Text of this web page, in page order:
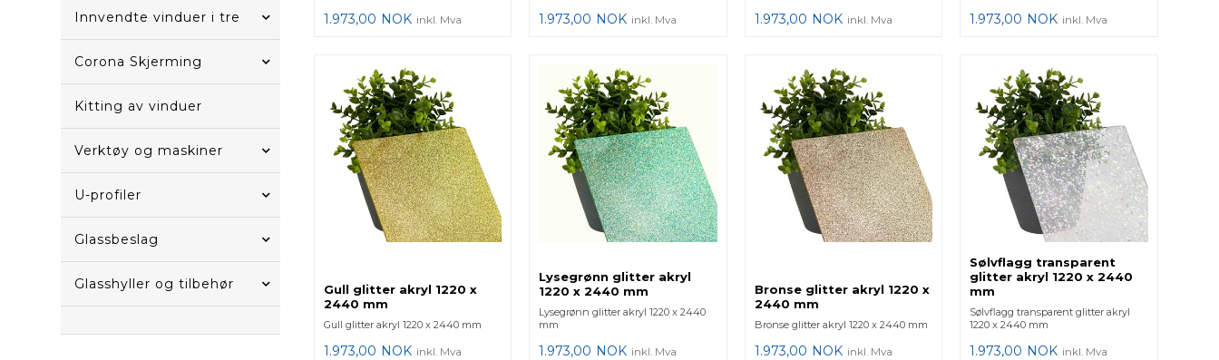
Innvendte vinduer i tre
Corona Skjerming
Kitting av vinduer
Verktøy og maskiner
U-profiler
Glassbeslag
Glasshyller og tilbehør
1.973,00 NOK inkl. Mva 1.973,00 NOK inkl. Mva 1.973,00 NOK inkl. Mva 1.973,00 NOK inkl. Mva
Gull glitter akryl 1220 x
2440 mm
Gull glitter akryl 1220 x 2440 mm
1.973,00 NOK inkl. Mva
Lysegrønn glitter akryl
1220 x 2440 mm
Lysegrønn glitter akryl 1220 x 2440
mm
1.973,00 NOK inkl. Mva
Bronse glitter akryl 1220 x
2440 mm
Bronse glitter akryl 1220 x 2440 mm
1.973,00 NOK inkl. Mva
Sølvflagg transparent
glitter akryl 1220 x 2440
mm
Sølvflagg transparent glitter akryl
1220 x 2440 mm
1.973,00 NOK inkl. Mva